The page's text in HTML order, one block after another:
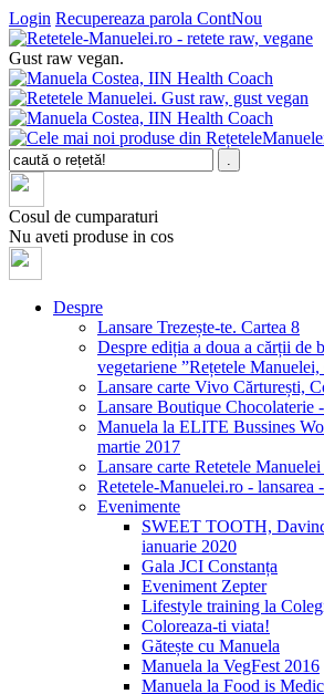
Login Recupereaza parola ContNou
Gust raw vegan.
Cosul de cumparaturi
Nu aveti produse in cos
Despre
Lansare Trezește-te. Cartea 8
Despre ediția a doua a cărții de
vegetariene ”Rețetele
Lansare carte Vivo Cărturești,
Lansare Boutique Chocolaterie
Manuela la ELITE Bussines
martie 2017
Lansare carte Retetele
Retetele-Manuelei.ro - lansarea
Evenimente
SWEET TOOTH,
ianuarie 2020
Gala JCI Constanța
Eveniment Zepter
Lifestyle training la
Coloreaza-ti viata!
Gătește cu Manuela
Manuela la VegFest 2016
Manuela la Food is